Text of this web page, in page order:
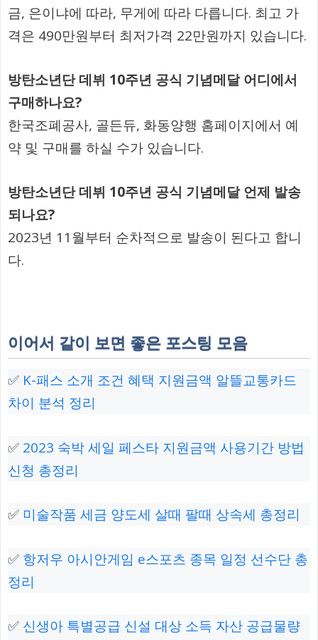
금, 은이냐에 따라, 무게에 따라 다릅니다. 최고 가
격은 490만원부터 최저가격 22만원까지 있습니다.
방탄소년단 데뷔 10주년 공식 기념메달 어디에서
구매하나요?
한국조폐공사, 골든듀, 화동양행 홈페이지에서 예
약 및 구매를 하실 수가 있습니다.
방탄소년단 데뷔 10주년 공식 기념메달 언제 발송
되나요?
2023년 11월부터 순차적으로 발송이 된다고 합니
다.
이어서 같이 보면 좋은 포스팅 모음
✅ K-패스 소개 조건 혜택 지원금액 알뜰교통카드
차이 분석 정리
✅ 2023 숙박 세일 페스타 지원금액 사용기간 방법
신청 총정리
✅ 미술작품 세금 양도세 살때 팔때 상속세 총정리
✅ 항저우 아시안게임 e스포츠 종목 일정 선수단 총
정리
✅ 신생아 특별공급 신설 대상 소득 자산 공급물량